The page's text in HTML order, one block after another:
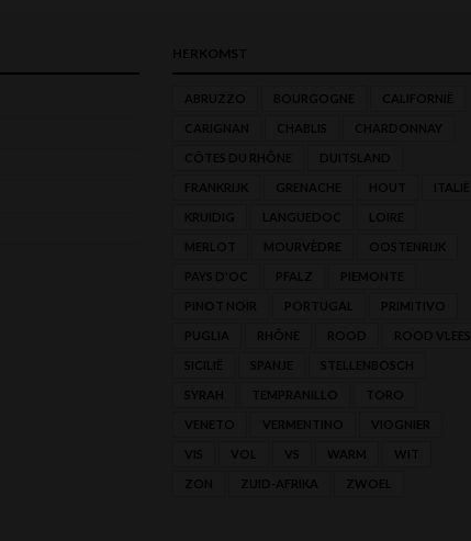
HERKOMST
ABRUZZO BOURGOGNE CALIFORNIË
CARIGNAN CHABLIS CHARDONNAY
CÔTES DU RHÔNE DUITSLAND
FRANKRIJK GRENACHE HOUT ITALIË
KRUIDIG LANGUEDOC LOIRE
MERLOT MOURVÈDRE OOSTENRIJK
PAYS D'OC PFALZ PIEMONTE
PINOT NOIR PORTUGAL PRIMITIVO
PUGLIA RHÔNE ROOD ROOD VLEES
SICILIË SPANJE STELLENBOSCH
SYRAH TEMPRANILLO TORO
VENETO VERMENTINO VIOGNIER
VIS VOL VS WARM WIT
ZON ZUID-AFRIKA ZWOEL